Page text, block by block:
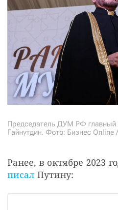
Председатель ДУМ РФ главный
Гайнутдин. Фото: Бизнес Online
писал Путину: